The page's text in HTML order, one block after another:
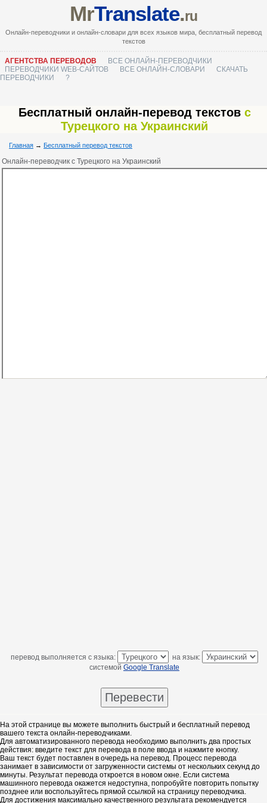
MrTranslate.ru
Онлайн-переводчики и онлайн-словари для всех языков мира, бесплатный перевод
текстов
АГЕНТСТВА ПЕРЕВОДОВ
ВСЕ ОНЛАЙН-ПЕРЕВОДЧИКИ
ПЕРЕВОДЧИКИ WEB-САЙТОВ
ВСЕ ОНЛАЙН-СЛОВАРИ
СКАЧАТЬ
ПЕРЕВОДЧИКИ
?
Бесплатный онлайн-перевод текстов с
Турецкого на Украинский
Главная → Бесплатный перевод текстов
Онлайн-переводчик с Турецкого на Украинский
перевод выполняется с языка:
на язык:
системой Google Translate
На этой странице вы можете выполнить быстрый и бесплатный перевод
вашего текста онлайн-переводчиками.
Для автоматизированного перевода необходимо выполнить два простых
действия: введите текст для перевода в поле ввода и нажмите кнопку.
Ваш текст будет поставлен в очередь на перевод. Процесс перевода
занимает в зависимости от загруженности системы от нескольких секунд до
минуты. Результат перевода откроется в новом окне. Если система
машинного перевода окажется недоступна, попробуйте повторить попытку
позднее или воспользуйтесь прямой ссылкой на страницу переводчика.
Для достижения максимально качественного результата рекомендуется